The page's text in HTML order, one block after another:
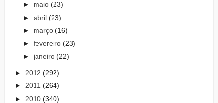
► maio (23)
► abril (23)
► março (16)
► fevereiro (23)
► janeiro (22)
► 2012 (292)
► 2011 (264)
► 2010 (340)